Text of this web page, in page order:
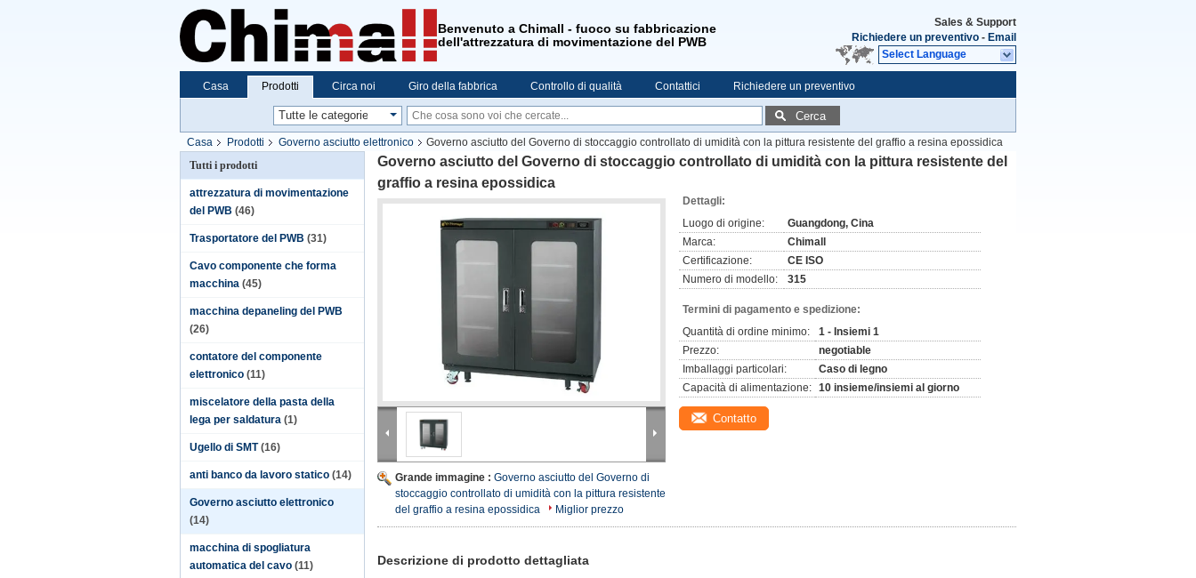
Benvenuto a Chimall - fuoco su fabbricazione
dell'attrezzatura di movimentazione del PWB
Sales & Support
Richiedere un preventivo - Email
Select Language
Casa Prodotti Circa noi Giro della fabbrica Controllo di qualità Contattici Richiedere un preventivo
Cerca
Casa Prodotti Governo asciutto elettronico
Governo asciutto del Governo di stoccaggio controllato di umidità con la pittura resistente del graffio a resina epossidica
Tutti i prodotti
attrezzatura di movimentazione
del PWB (46)
Trasportatore del PWB (31)
Cavo componente che forma
macchina (45)
macchina depaneling del PWB
(26)
contatore del componente
elettronico (11)
miscelatore della pasta della
lega per saldatura (1)
Ugello di SMT (16)
anti banco da lavoro statico (14)
Governo asciutto elettronico
(14)
macchina di spogliatura
automatica del cavo (11)
Governo asciutto del Governo di stoccaggio controllato di umidità con la pittura resistente del
graffio a resina epossidica
Grande immagine : Governo asciutto del Governo di
stoccaggio controllato di umidità con la pittura resistente
del graffio a resina epossidica
Miglior prezzo
Dettagli:
Luogo di origine:
Guangdong, Cina
Marca:
Chimall
Certificazione:
CE ISO
Numero di modello:
315
Termini di pagamento e spedizione:
Quantità di ordine minimo:
1 - Insiemi 1
Prezzo:
negotiable
Imballaggi particolari:
Caso di legno
Capacità di alimentazione: 10 insieme/insiemi al giorno
Contatto
Descrizione di prodotto dettagliata